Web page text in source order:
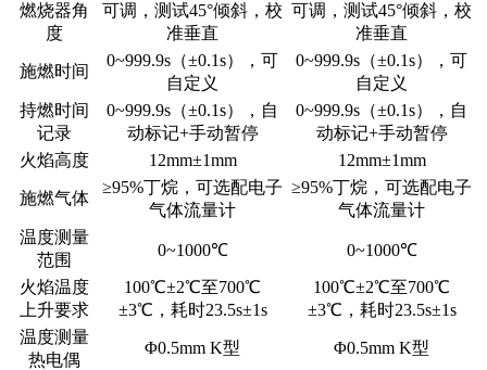
燃烧器角
度
可调，测试45°倾斜，校
准垂直
可调，测试45°倾斜，校
准垂直
施燃时间
0~999.9s（±0.1s），可
自定义
0~999.9s（±0.1s），可
自定义
持燃时间
记录
0~999.9s（±0.1s），自
动标记+手动暂停
0~999.9s（±0.1s），自
动标记+手动暂停
火焰高度
12mm±1mm 12mm±1mm
施燃气体
≥95%丁烷，可选配电子
气体流量计
≥95%丁烷，可选配电子
气体流量计
温度测量
范围
0~1000℃
0~1000℃
火焰温度
上升要求
100℃±2℃至700℃
±3℃，耗时23.5s±1s
100℃±2℃至700℃
±3℃，耗时23.5s±1s
温度测量
热电偶
Φ0.5mm K型 Φ0.5mm K型